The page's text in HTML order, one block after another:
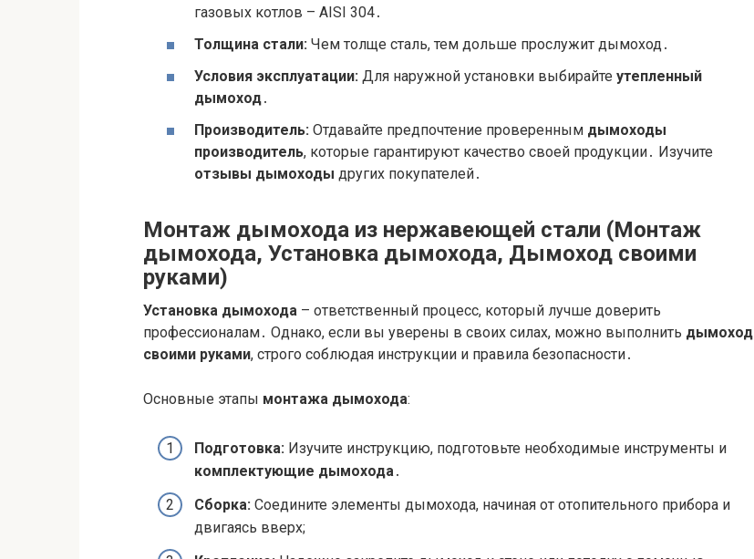
газовых котлов – AISI 304․
Толщина стали: Чем толще сталь, тем дольше прослужит дымоход․
Условия эксплуатации: Для наружной установки выбирайте утепленный
дымоход․
Производитель: Отдавайте предпочтение проверенным дымоходы
производитель, которые гарантируют качество своей продукции․ Изучите
отзывы дымоходы других покупателей․
Монтаж дымохода из нержавеющей стали (Монтаж
дымохода, Установка дымохода, Дымоход своими
руками)
Установка дымохода – ответственный процесс, который лучше доверить
профессионалам․ Однако, если вы уверены в своих силах, можно выполнить дымоход
своими руками, строго соблюдая инструкции и правила безопасности․
Основные этапы монтажа дымохода:
Подготовка: Изучите инструкцию, подготовьте необходимые инструменты и
комплектующие дымохода ․
Сборка: Соедините элементы дымохода, начиная от отопительного прибора и
двигаясь вверх;